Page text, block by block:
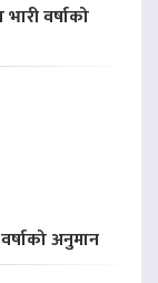
वर्षाको
अनुमान